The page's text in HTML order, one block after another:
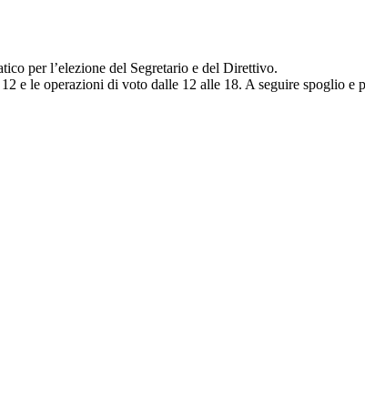
per l’elezione del Segretario e del Direttivo.
e le operazioni di voto dalle 12 alle 18. A seguire spoglio e